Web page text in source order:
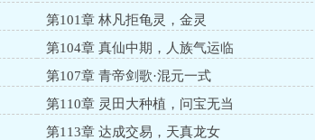
第101章 林凡拒龟灵，金灵
第104章 真仙中期，人族气运临
第107章 青帝剑歌·混元一式
第110章 灵田大种植，问宝无当
第113章 达成交易，天真龙女